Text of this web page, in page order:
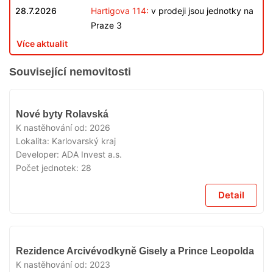
28.7.2026
Hartigova 114: v prodeji jsou jednotky na
Praze 3
Více aktualit
Související nemovitosti
Nové byty Rolavská
K nastěhování od: 2026
Lokalita: Karlovarský kraj
Developer: ADA Invest a.s.
Počet jednotek: 28
Detail
VYPRODÁNO
Rezidence Arcivévodkyně Gisely a Prince Leopolda
K nastěhování od: 2023